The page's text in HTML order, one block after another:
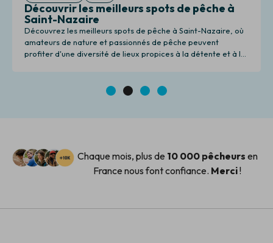
Découvrir les meilleurs spots de pêche à
Saint-Nazaire
Découvrez les meilleurs spots de pêche à Saint-Nazaire, où
amateurs de nature et passionnés de pêche peuvent
profiter d'une diversité de lieux propices à la détente et à la
3 4
Chaque mois, plus de 10 000 pêcheurs en
France nous font confiance. Merci!